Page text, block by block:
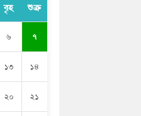
বৃহ শুক্র
৬ ৭
১৩ ১৪
২০ ২১